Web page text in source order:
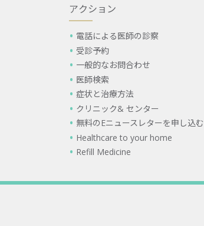
アクション
電話による医師の診察
受診予約
一般的なお問合わせ
医師検索
症状と治療方法
クリニック& センター
無料のEニュースレターを申し込む
Healthcare to your home
Refill Medicine